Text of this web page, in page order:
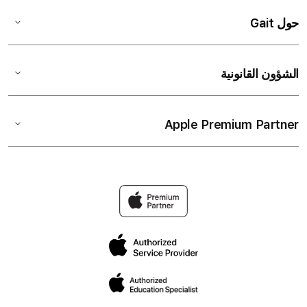
حول Gait
الشؤون القانونية
Apple Premium Partner